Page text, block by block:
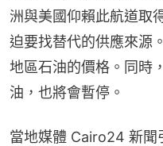
洲與美國仰賴此航道取
迫要找替代的供應來源
地區石油的價格。同時
油，也將會暫停。
當地媒體 Cairo24 新聞